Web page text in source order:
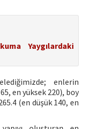
Yaygılardaki
enlerin
en yüksek 220), boy
(en düşük 140, en